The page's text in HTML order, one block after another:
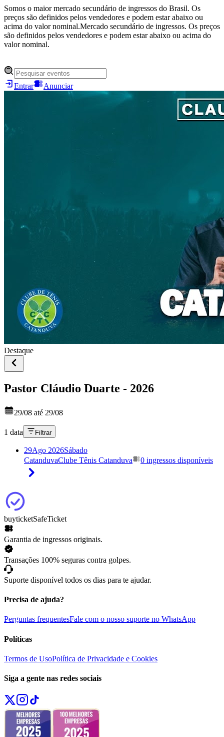
Somos o maior mercado secundário de ingressos do Brasil. Os
preços são definidos pelos vendedores e podem estar abaixo ou
acima do valor nominal.Mercado secundário de ingressos. Os preços
são definidos pelos vendedores e podem estar abaixo ou acima do
valor nominal.
Entrar Anunciar
Destaque
Pastor Cláudio Duarte - 2026
29/08 até 29/08
1 data Filtrar
29Ago 2026Sábado
CatanduvaClube Tênis Catanduva 0 ingressos disponíveis
buyticketSafeTicket
Garantia de ingressos originais.
Transações 100% seguras contra golpes.
Suporte disponível todos os dias para te ajudar.
Precisa de ajuda?
Perguntas frequentesFale com o nosso suporte no WhatsApp
Políticas
Termos de UsoPolítica de Privacidade e Cookies
Siga a gente nas redes sociais